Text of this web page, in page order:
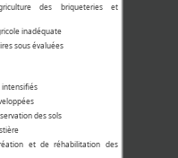
des briqueteries et
inadéquate
sous évaluées
intensifiés
des sols
et de réhabilitation des